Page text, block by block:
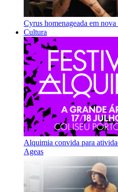
Cyrus homenageada em
Cultura
Alquimia convida para
Ageas